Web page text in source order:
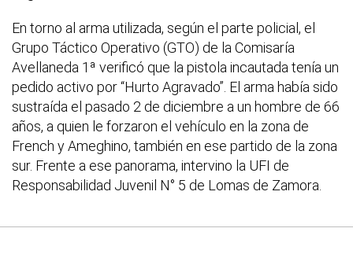
En torno al arma utilizada, según el parte policial, el
Grupo Táctico Operativo (GTO) de la Comisaría
Avellaneda 1ª verificó que la pistola incautada tenía un
pedido activo por “Hurto Agravado”. El arma había sido
sustraída el pasado 2 de diciembre a un hombre de 66
años, a quien le forzaron el vehículo en la zona de
French y Ameghino, también en ese partido de la zona
sur. Frente a ese panorama, intervino la UFI de
Responsabilidad Juvenil N° 5 de Lomas de Zamora.